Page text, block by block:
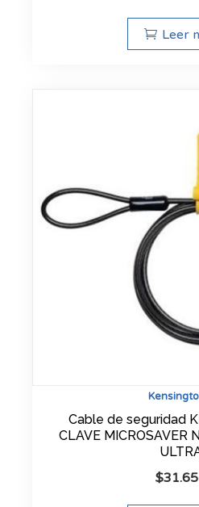
Leer
Cable de seguridad
CLAVE MICROSAVER
$